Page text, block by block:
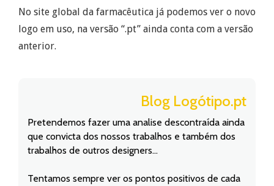
No site global da farmacêutica já podemos ver o novo
logo em uso, na versão “.pt” ainda conta com a versão
anterior.
Blog Logótipo.pt
Pretendemos fazer uma analise descontraída ainda
que convicta dos nossos trabalhos e também dos
trabalhos de outros designers...
Tentamos sempre ver os pontos positivos de cada